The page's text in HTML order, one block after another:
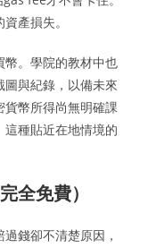
產損失。
幣。學院的教材中也
與紀錄，以備未來
貨幣所得尚無明確課
種貼近在地情境的
全免費）
錢卻不清楚原因，